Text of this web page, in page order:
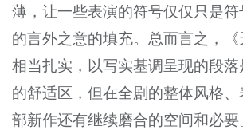
薄，让一些表演的符号仅仅只是
的言外之意的填充。总而言之，
相当扎实，以写实基调呈现的段
的舒适区，但在全剧的整体风格
部新作还有继续磨合的空间和必要